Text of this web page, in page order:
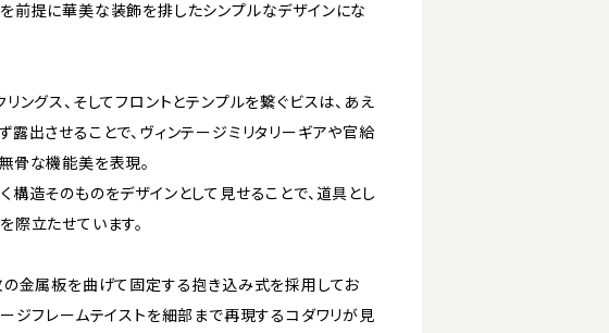
前提に華美な装飾を排したシンプルなデザインにな
リングス、そしてフロントとテンプルを繋ぐビスは、あえ
露出させることで、ヴィンテージミリタリーギアや官給
骨な機能美を表現。
構造そのものをデザインとして見せることで、道具とし
際立たせています。
の金属板を曲げて固定する抱き込み式を採用してお
ージフレームテイストを細部まで再現するコダワリが見